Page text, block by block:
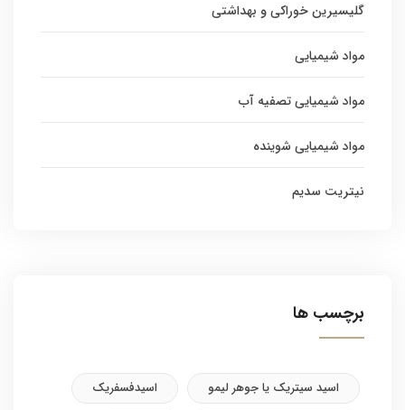
گلیسیرین خوراکی و بهداشتی
مواد شیمیایی
مواد شیمیایی تصفیه آب
مواد شیمیایی شوینده
نیتریت سدیم
برچسب ها
اسید سیتریک یا جوهر لیمو
اسیدفسفریک